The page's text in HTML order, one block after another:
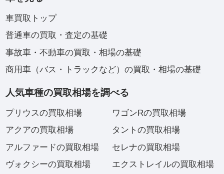
車買取トップ
普通車の買取・査定の基礎
事故車・不動車の買取・相場の基礎
商用車（バス・トラックなど）の買取・相場の基礎
人気車種の買取相場を調べる
プリウスの買取相場
アクアの買取相場
アルファードの買取相場
ヴォクシーの買取相場
ワゴンRの買取相場
タントの買取相場
セレナの買取相場
エクストレイルの買取相場